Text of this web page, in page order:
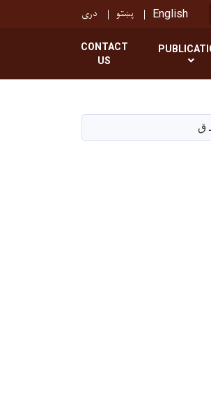
English پښتو دری
CONTACT
US